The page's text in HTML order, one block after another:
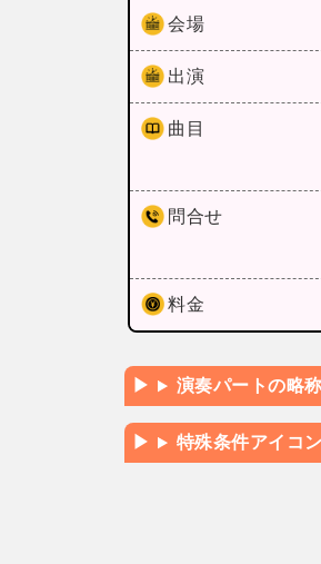
会場
出演
曲目
問合せ
料金
演奏パートの略
特殊条件アイコ